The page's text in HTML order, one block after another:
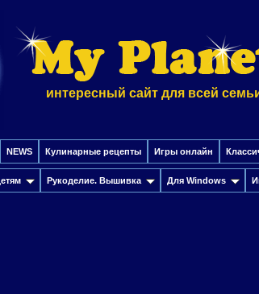
интересный сайт для всей
NEWS Кулинарные рецепты Игры онлайн
Рукоделие. Вышивка Для Windows